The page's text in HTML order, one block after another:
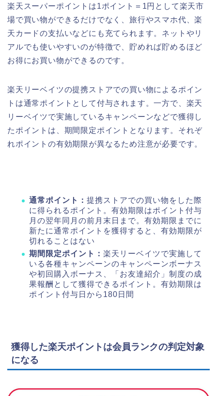
楽天スーパーポイントは1ポイント＝1円として楽天市
場で買い物ができるだけでなく、旅行やスマホ代、楽
天カードの支払いなどにも充てられます。ネットやリ
アルでも使いやすいのが特徴で、貯めれば貯めるほど
お得にお買い物ができるのです。
楽天リーベイツの提携ストアでの買い物によるポイン
トは通常ポイントとして付与されます。一方で、楽天
リーベイツで実施しているキャンペーンなどで獲得し
たポイントは、期間限定ポイントとなります。それぞ
れポイントの有効期限が異なるため注意が必要です。
通常ポイント： 提携ストアでの買い物をした際
に得られるポイント。有効期限はポイント付与
月の翌年同月の前月末日まで。有効期限までに
新たに通常ポイントを獲得すると、有効期限が
切れることはない
期間限定ポイント： 楽天リーベイツで実施して
いる各種キャンペーンのキャンペーンボーナス
や初回購入ボーナス、「お友達紹介」制度の成
果報酬として獲得できるポイント。有効期限は
ポイント付与日から180日間
獲得した楽天ポイントは会員ランクの判定対象
になる